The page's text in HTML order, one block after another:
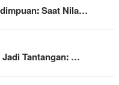
Saat Nila…
Tantangan: …